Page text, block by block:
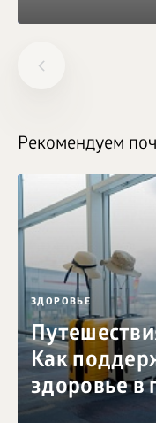
Рекомендуем
ЗДОРОВЬЕ
Как
здоровье в